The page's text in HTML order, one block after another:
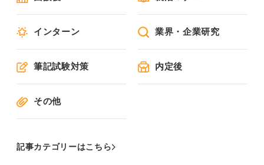
インターン 業界・企業研究
筆記試験対策 内定後
その他
記事カテゴリーはこちら